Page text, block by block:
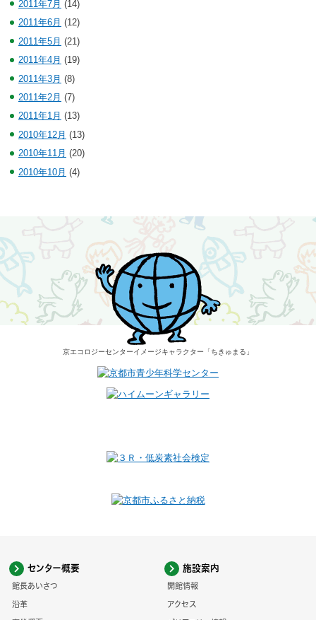
2011年7月 (14)
2011年6月 (12)
2011年5月 (21)
2011年4月 (19)
2011年3月 (8)
2011年2月 (7)
2011年1月 (13)
2010年12月 (13)
2010年11月 (20)
2010年10月 (4)
京エコロジーセンターイメージキャラクター 「ちきゅまる」
センター概要
館長あいさつ
沿革
施設案内
開館情報
アクセス